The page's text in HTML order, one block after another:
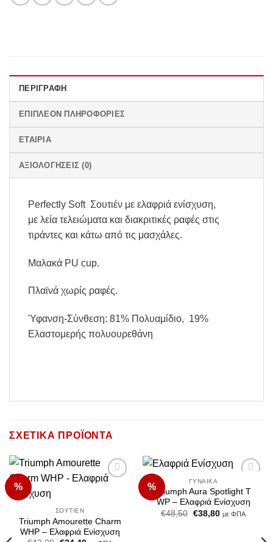
ΠΕΡΙΓΡΑΦΉ
ΕΠΙΠΛΈΟΝ ΠΛΗΡΟΦΟΡΊΕΣ
ΕΤΑΙΡΊΑ
ΑΞΙΟΛΟΓΉΣΕΙΣ (0)
Perfectly Soft Σουτιέν με ελαφριά ενίσχυση,
με λεία τελειώματα και διακριτικές ραφές στις
τιράντες και κάτω από τις μασχάλες.
Μαλακά PU cup.
Πλαϊνά χωρίς ραφές.
Ύφανση-Σύνθεση: 81% Πολυαμίδιο, 19%
Ελαστομερής πολυουρεθάνη
ΣΧΕΤΙΚΆ ΠΡΟΪΌΝΤΑ
%
ΣΟΥΤΙΈΝ
Triumph Amourette Charm
WHP – Ελαφριά Ενίσχυση
%
Wishlist
ΓΥΝΑΊΚΑ
Triumph Aura Spotlight T
WP – Ελαφριά Ενίσχυση
€48,50 Original
price
€38,80Η
τρέχουσα
με ΦΠΑ